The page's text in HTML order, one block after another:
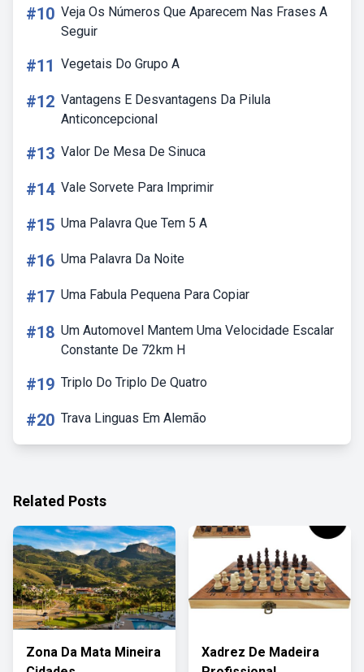
#10 Veja Os Números Que Aparecem Nas Frases A
Seguir
#11 Vegetais Do Grupo A
#12 Vantagens E Desvantagens Da Pilula
Anticoncepcional
#13 Valor De Mesa De Sinuca
#14 Vale Sorvete Para Imprimir
#15 Uma Palavra Que Tem 5 A
#16 Uma Palavra Da Noite
#17 Uma Fabula Pequena Para Copiar
#18 Um Automovel Mantem Uma Velocidade Escalar
Constante De 72km H
#19 Triplo Do Triplo De Quatro
#20 Trava Linguas Em Alemão
Related Posts
Zona Da Mata Mineira
Xadrez De Madeira